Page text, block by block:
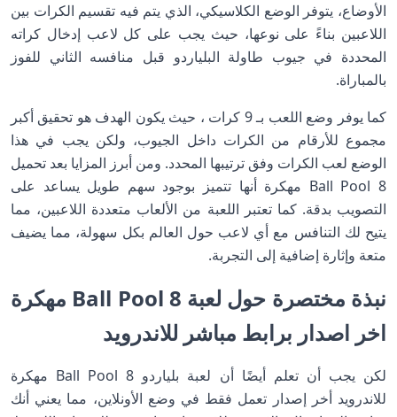
الأوضاع، يتوفر الوضع الكلاسيكي، الذي يتم فيه تقسيم الكرات بين
اللاعبين بناءً على نوعها، حيث يجب على كل لاعب إدخال كراته
المحددة في جيوب طاولة البلياردو قبل منافسه الثاني للفوز
بالمباراة.
كما يوفر وضع اللعب بـ 9 كرات ، حيث يكون الهدف هو تحقيق أكبر
مجموع للأرقام من الكرات داخل الجيوب، ولكن يجب في هذا
الوضع لعب الكرات وفق ترتيبها المحدد. ومن أبرز المزايا بعد تحميل
8 Ball Pool مهكرة أنها تتميز بوجود سهم طويل يساعد على
التصويب بدقة. كما تعتبر اللعبة من الألعاب متعددة اللاعبين، مما
يتيح لك التنافس مع أي لاعب حول العالم بكل سهولة، مما يضيف
متعة وإثارة إضافية إلى التجربة.
نبذة مختصرة حول لعبة 8 Ball Pool مهكرة
اخر اصدار برابط مباشر للاندرويد
لكن يجب أن تعلم أيضًا أن لعبة بلياردو 8 Ball Pool مهكرة
للاندرويد أخر إصدار تعمل فقط في وضع الأونلاين، مما يعني أنك